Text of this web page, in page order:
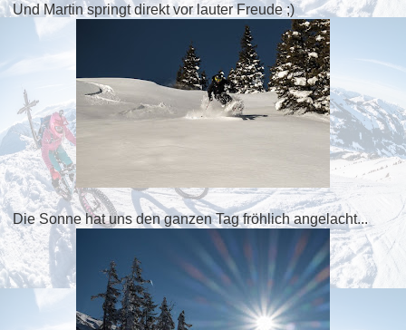
Und Martin springt direkt vor lauter Freude ;)
Die Sonne hat uns den ganzen Tag fröhlich angelacht...